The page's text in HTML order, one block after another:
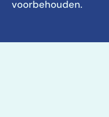
voorbehouden.